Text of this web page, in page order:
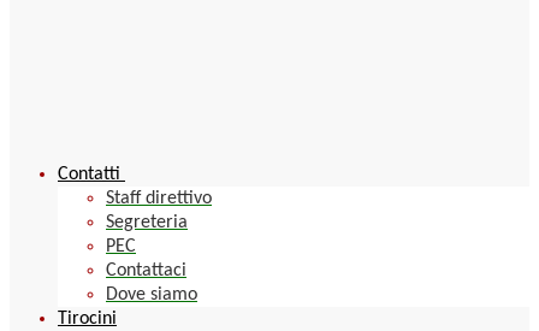
Contatti
Staff direttivo
Segreteria
PEC
Contattaci
Dove siamo
Tirocini